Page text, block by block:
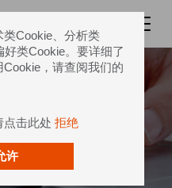
Cookie、分析类
类Cookie。要详细了
，请查阅我们的
点击此处 拒绝
许